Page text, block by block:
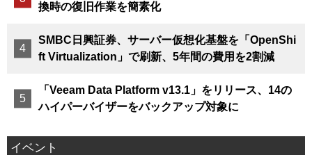
換時の復旧作業を簡素化
SMBC日興証券、サーバー仮想化基盤を「OpenShi
ft Virtualization」で刷新、5年間の費用を2割減
「Veeam Data Platform v13.1」をリリース、14の
ハイパーバイザーをバックアップ対象に
イベント